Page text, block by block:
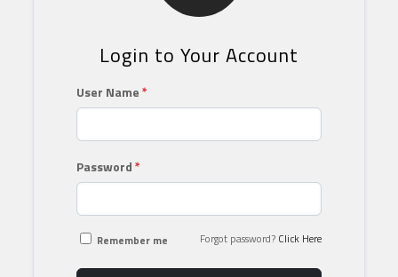
Login to Your Account
User Name*
Password*
Remember me Forgot password? Click Here